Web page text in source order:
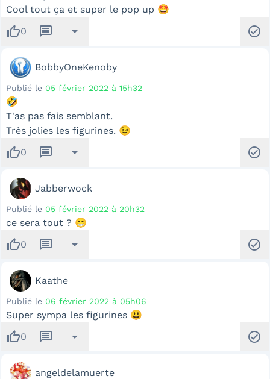
Cool tout ça et super le pop up 🤩
thumb_up0 message arrow_drop_down check_circle
BobbyOneKenoby
Publié le 05 février 2022 à 15h32
🤣
T'as pas fais semblant.
Très jolies les figurines. 😉
thumb_up0 message arrow_drop_down check_circle
Jabberwock
Publié le 05 février 2022 à 20h32
ce sera tout ? 😁
thumb_up0 message arrow_drop_down check_circle
Kaathe
Publié le 06 février 2022 à 05h06
Super sympa les figurines 😃
thumb_up0 message arrow_drop_down check_circle
angeldelamuerte